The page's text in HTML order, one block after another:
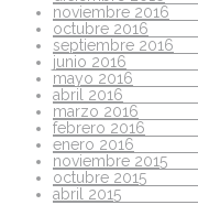
noviembre 2016
octubre 2016
septiembre 2016
junio 2016
mayo 2016
abril 2016
marzo 2016
febrero 2016
enero 2016
noviembre 2015
octubre 2015
abril 2015